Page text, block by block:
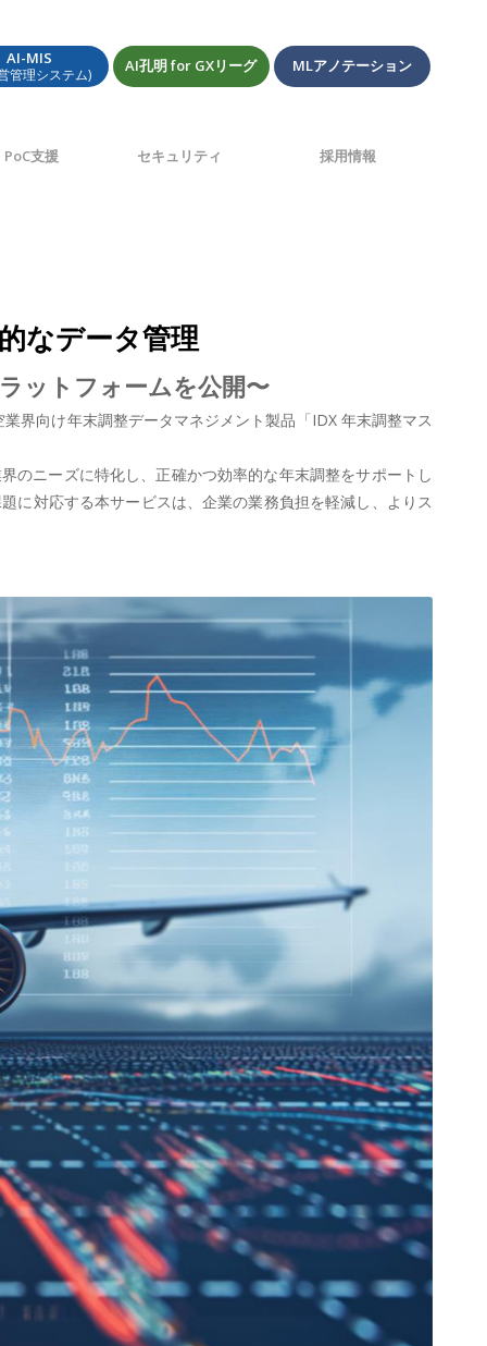
AI-MIS
管理システム) AI孔明 for GXリーグ MLアノテーション
支援 セキュリティ 採用情報
なデータ管理
ットフォームを公開〜
界向け年末調整データマネジメント製品「IDX 年末調整マス
のニーズに特化し、正確かつ効率的な年末調整をサポートし
に対応する本サービスは、企業の業務負担を軽減し、よりス